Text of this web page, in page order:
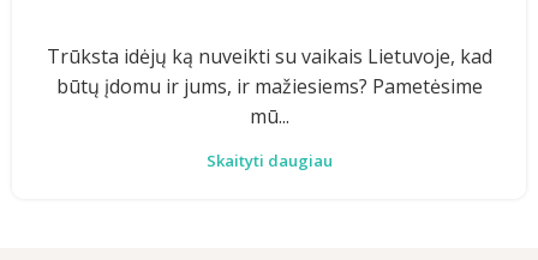
Trūksta idėjų ką nuveikti su vaikais Lietuvoje, kad
būtų įdomu ir jums, ir mažiesiems? Pametėsime
mū...
Skaityti daugiau